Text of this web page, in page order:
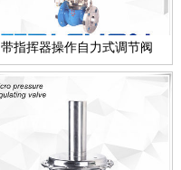
带指挥器操作自力式调节阀